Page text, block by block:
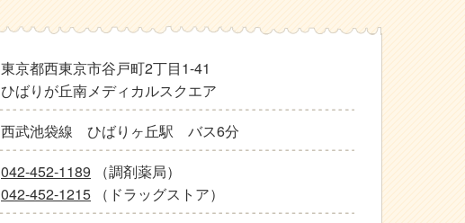
東京都西東京市谷戸町2丁目1-41
ひばりが丘南メディカルスクエア
西武池袋線 ひばりヶ丘駅 バス6分
042-452-1189 （調剤薬局）
042-452-1215 （ドラッグストア）